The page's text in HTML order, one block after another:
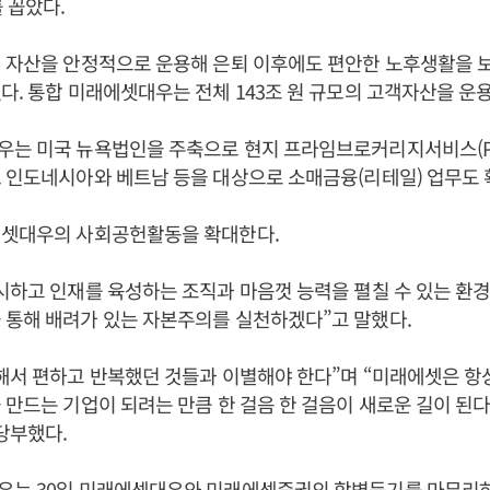
산을 안정적으로 운용해 은퇴 이후에도 편안한 노후생활을
. 통합 미래에셋대우는 전체 143조 원 규모의 고객자산을 운
는 미국 뉴욕법인을 주축으로 현지 프라임브로커리지서비스
도네시아와 베트남 등을 대상으로 소매금융(리테일) 업무도
대우의 사회공헌활동을 확대한다.
하고 인재를 육성하는 조직과 마음껏 능력을 펼칠 수 있는 환
해 배려가 있는 자본주의를 실천하겠다”고 말했다.
서 편하고 반복했던 것들과 이별해야 한다”며 “미래에셋은 항
드는 기업이 되려는 만큼 한 걸음 한 걸음이 새로운 길이 된
부했다.